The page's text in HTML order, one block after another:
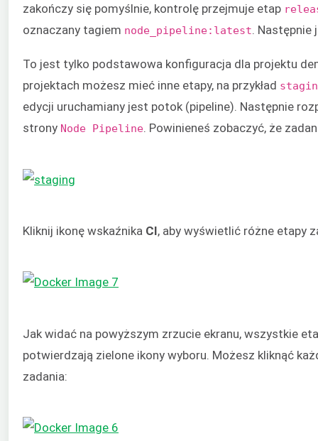
zakończy się pomyślnie, kontrolę przejmuje etap
oznaczany tagiem node_pipeline:latest .
To jest tylko podstawowa konfiguracja dla projektu
projektach możesz mieć inne etapy, na przykład
edycji uruchamiany jest potok (pipeline). Następnie
strony Node Pipeline. Powinieneś zobaczyć, że
Kliknij ikonę wskaźnika CI, aby wyświetlić różne etapy
Jak widać na powyższym zrzucie ekranu, wszystkie
potwierdzają zielone ikony wyboru. Możesz kliknąć
zadania: